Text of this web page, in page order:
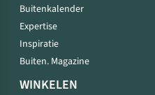
Buitenkalender
Expertise
Inspiratie
Buiten. Magazine
WINKELEN